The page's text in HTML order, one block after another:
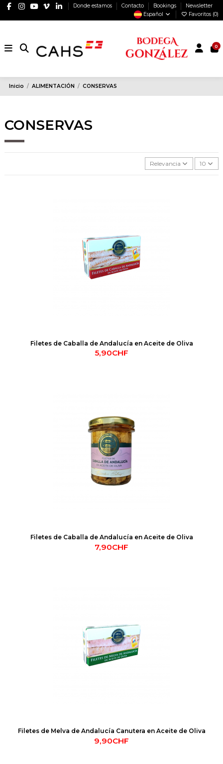
Donde estamos Contacto Bookings
Newsletter
Español
Favoritos (0)
0
Inicio ALIMENTACIÓN CONSERVAS
CONSERVAS
Relevancia 10
Filetes de Caballa de Andalucía en Aceite de Oliva
5,90CHF
Filetes de Caballa de Andalucía en Aceite de Oliva
7,90CHF
Filetes de Melva de Andalucía Canutera en Aceite de Oliva
9,90CHF